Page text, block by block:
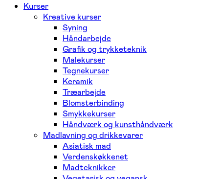
Kurser
Kreative kurser
Syning
Håndarbejde
Grafik og trykketeknik
Malekurser
Tegnekurser
Keramik
Træarbejde
Blomsterbinding
Smykkekurser
Håndværk og kunsthåndværk
Madlavning og drikkevarer
Asiatisk mad
Verdenskøkkenet
Madteknikker